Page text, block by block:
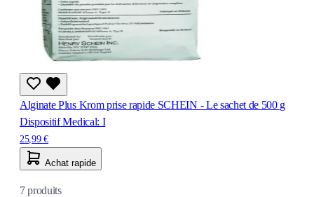
Alginate Plus Krom prise rapide SCHEIN - Le sachet de 500 g
Dispositif Medical: I
25,99 €
Achat rapide
7produits